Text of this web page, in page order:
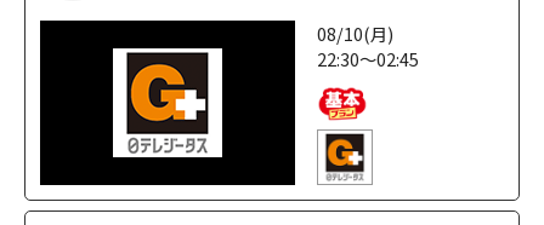
08/10(月)
22:30～02:45